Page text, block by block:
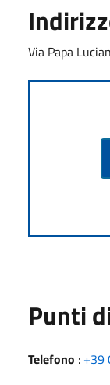
Via Papa
Punti
Telefono : +39